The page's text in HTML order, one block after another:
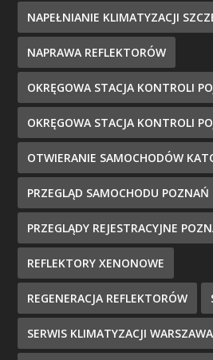
NAPEŁNIANIE KLIMATYZACJI
NAPRAWA REFLEKTORÓW
OKRĘGOWA STACJA KONTROLI
OKRĘGOWA STACJA KONTROLI
OTWIERANIE SAMOCHODÓW
PRZEGLĄD SAMOCHODU POZNAŃ
PRZEGLĄDY REJESTRACYJNE
REFLEKTORY XENONOWE
REGENERACJA REFLEKTORÓW
SERWIS KLIMATYZACJI WARSZAWA